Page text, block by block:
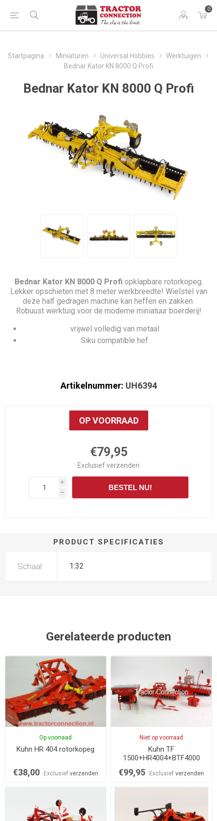
0
Startpagina Miniaturen Universal Hobbies
Werktuigen
Bednar Kator KN 8000 Q Profi
Bednar Kator KN 8000 Q Profi
Bednar Kator KN 8000 Q Profiopklapbare rotorkopeg.
Lekker opschieten met 8 meter werkbreedte! Wielstel van
deze half gedragen machine kan heffen en zakken.
Robuust werktuig voor de moderne miniatuur boerderij!
vrijwel volledig van metaal
Siku compatible hef
Artikelnummer: UH6394
OP VOORRAAD
€79,95
Exclusiefverzenden
i
h
BESTEL NU!
PRODUCT SPECIFICATIES
Schaal 1:32
Gerelateerde producten
Op voorraad
Kuhn HR 404 rotorkopeg
€38,00 Exclusief verzenden
Niet op voorraad
Kuhn TF
1500+HR4004+BTF4000
€99,95 Exclusiefverzenden